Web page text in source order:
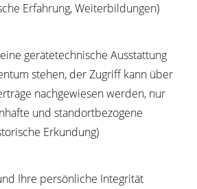
Erfahrung, Weiterbildungen)
gerätetechnische Ausstattung
stehen, der Zugriff kann über
nachgewiesen werden, nur
und standortbezogene
Erkundung)
Ihre persönliche Integrität